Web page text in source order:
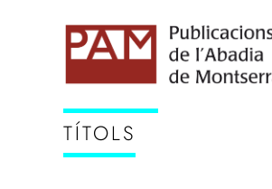
TÍTOLS